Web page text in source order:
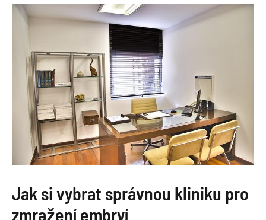
Jak si vybrat správnou kliniku pro
zmražení embryí